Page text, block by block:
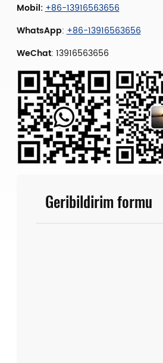
Mobil:+86-13916563656
WhatsApp:+86-13916563656
WeChat: 13916563656
Geribildirim formu